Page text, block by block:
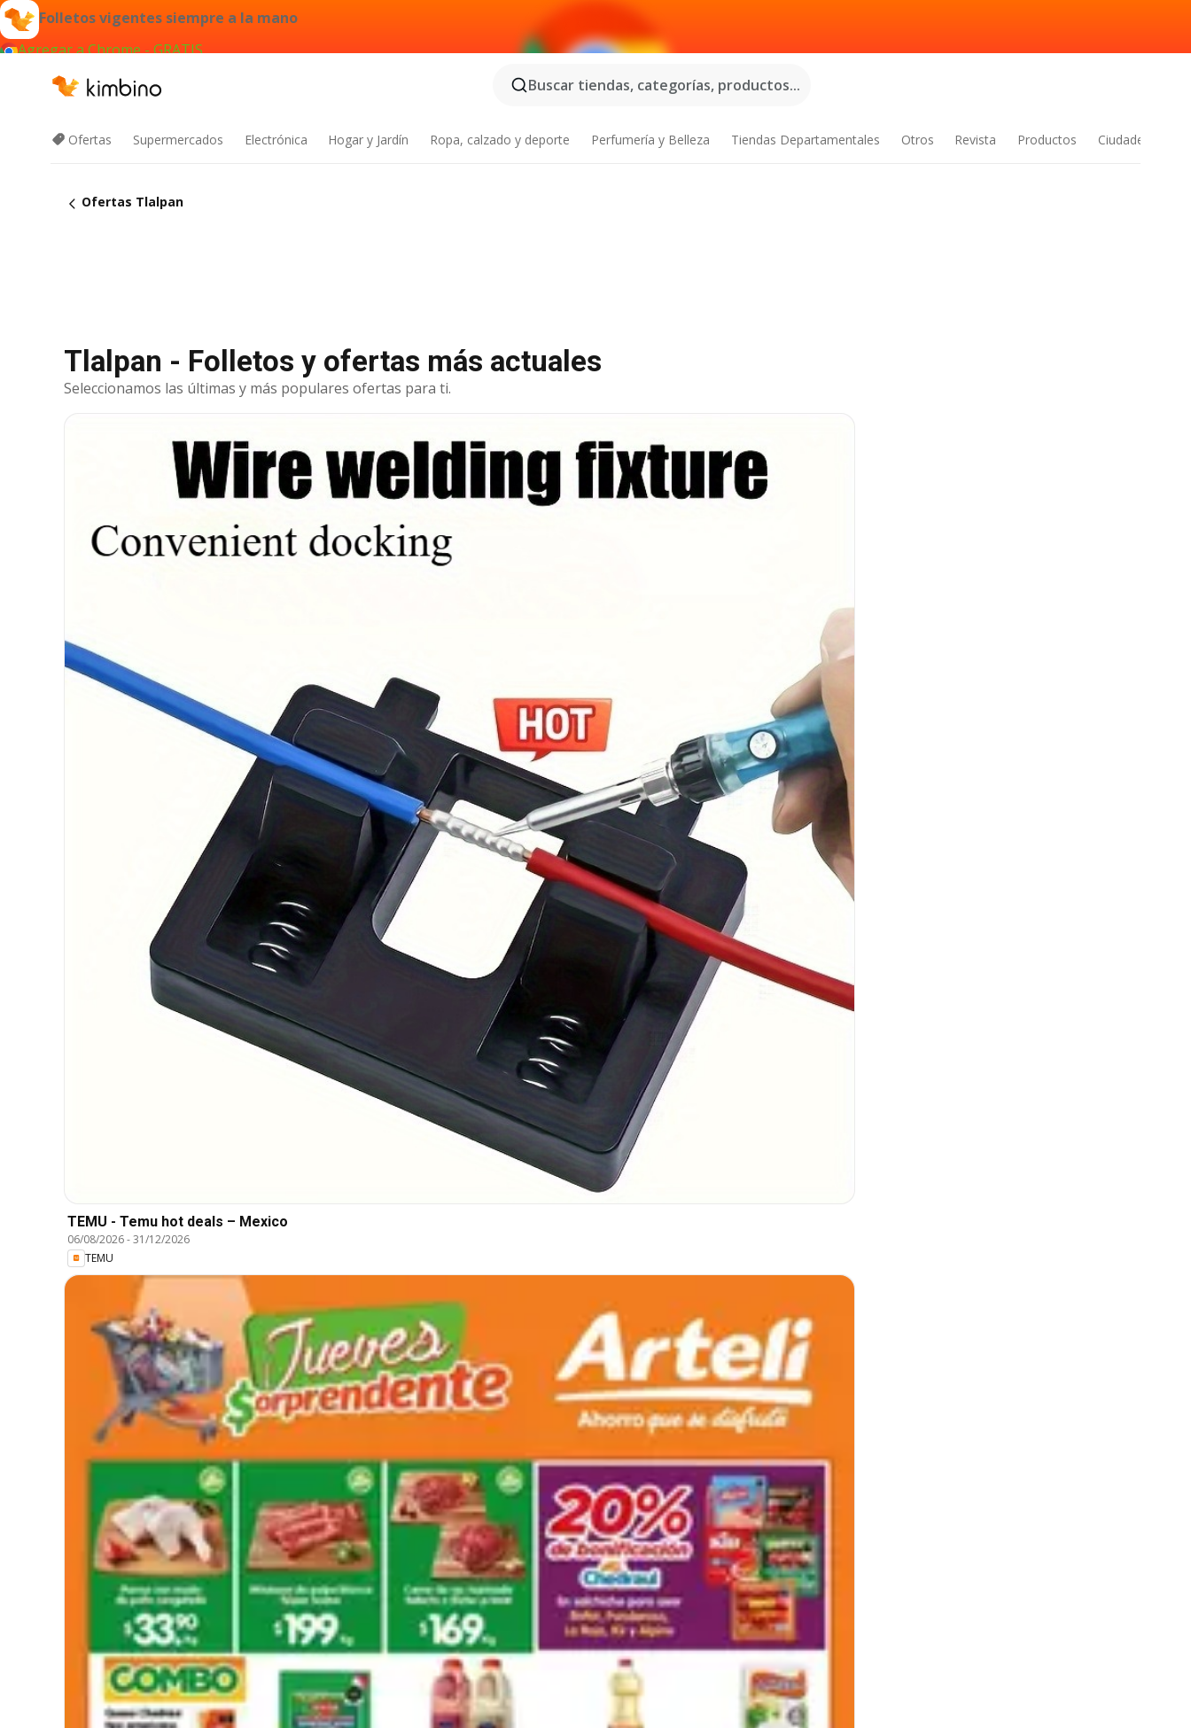
Folletos vigentes siempre a la mano
Agregar a Chrome - GRATIS
Buscar tiendas, categorías, productos...
Ofertas Supermercados Electrónica Hogar y Jardín Ropa, calzado y deporte Perfumería y Belleza Tiendas Departamentales Otros Revista Productos Ciudades
Ofertas Tlalpan
Tlalpan - Folletos y ofertas más actuales
Seleccionamos las últimas y más populares ofertas para ti.
TEMU - Temu hot deals – Mexico
06/08/2026-31/12/2026
TEMU